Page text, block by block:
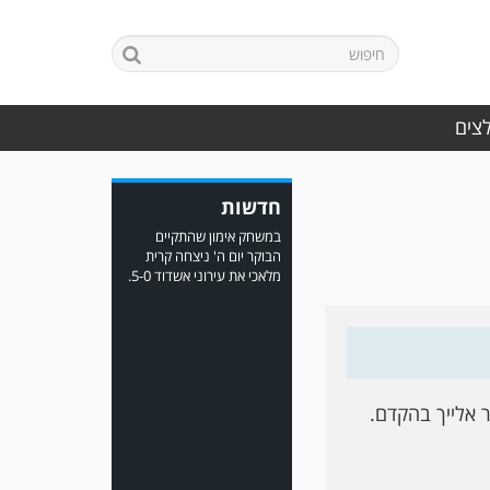
אלייך בהקדם.
חדשות
הבוקר יום ה' ניצחה קרית
מלאכי את עירוני אשדוד 5-0.